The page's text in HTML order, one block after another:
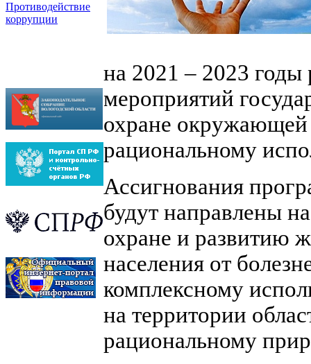
Противодействие
коррупции
на 2021 – 2023
мероприятий
охране окружающей
рациональному
Ассигнования
будут направлены
охране и развитию
населения от
комплексному
на территории
рациональному